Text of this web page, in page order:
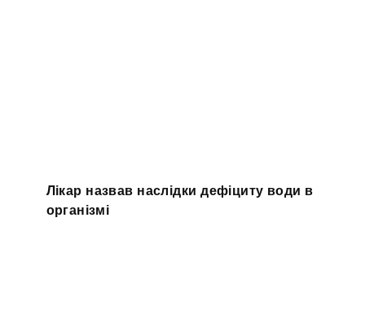
Лікар назвав наслідки дефіциту води в
організмі